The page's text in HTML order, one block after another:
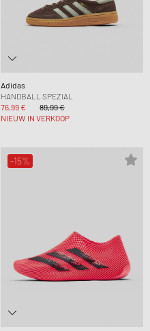
Adidas
HANDBALL SPEZIAL
76,99 €
89,99 €
NIEUW IN VERKOOP
-15%